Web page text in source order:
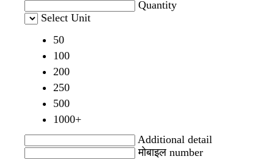
Quantity
Select Unit
50
100
200
250
500
1000+
Additional detail
मोबाइल number